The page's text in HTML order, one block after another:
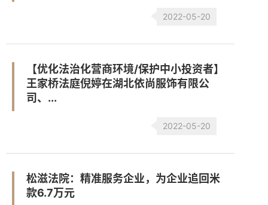
2022-05-20
【优化法治化营商环境/保护中小投资者】
王家桥法庭倪婷在湖北依尚服饰有限公
司、...
2022-05-20
松滋法院：精准服务企业，为企业追回米
款6.7万元